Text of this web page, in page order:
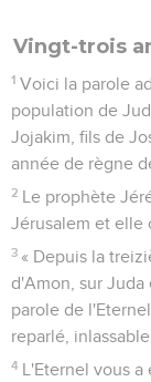
Vingt-trois
1 Voici la parole
population de
Jojakim, fils de
année de règne
2 Le prophète
Jérusalem et elle
3 « Depuis la
d'Amon, sur Juda
parole de
reparlé,
4 L'Eternel vous a